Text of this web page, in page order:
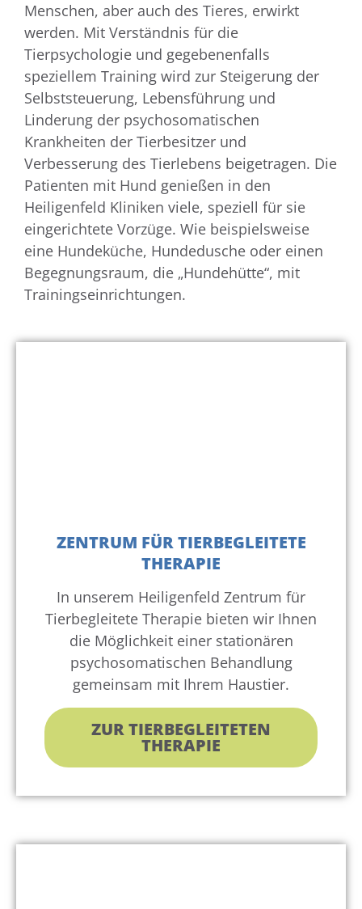
Menschen, aber auch des Tieres, erwirkt
werden. Mit Verständnis für die
Tierpsychologie und gegebenenfalls
speziellem Training wird zur Steigerung der
Selbststeuerung, Lebensführung und
Linderung der psychosomatischen
Krankheiten der Tierbesitzer und
Verbesserung des Tierlebens beigetragen. Die
Patienten mit Hund genießen in den
Heiligenfeld Kliniken viele, speziell für sie
eingerichtete Vorzüge. Wie beispielsweise
eine Hundeküche, Hundedusche oder einen
Begegnungsraum, die „Hundehütte“, mit
Trainingseinrichtungen.
ZENTRUM FÜR TIERBEGLEITETE
THERAPIE
In unserem Heiligenfeld Zentrum für
Tierbegleitete Therapie bieten wir Ihnen
die Möglichkeit einer stationären
psychosomatischen Behandlung
gemeinsam mit Ihrem Haustier.
ZUR TIERBEGLEITETEN
THERAPIE